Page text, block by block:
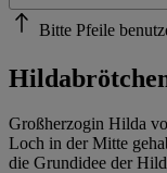
Bitte Pfeile
Großherzogin Hilda
Loch in der Mitte
die Grundidee der